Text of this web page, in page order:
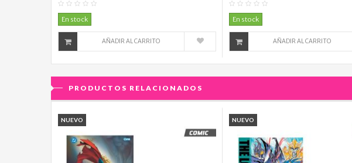
En stock
AÑADIR AL CARRITO
En stock
AÑADIR AL CARRITO
PRODUCTOS RELACIONADOS
NUEVO NUEVO